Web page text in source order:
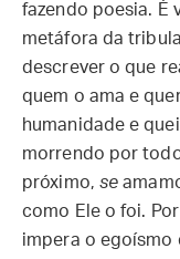
fazendo poesia. É
metáfora da
descrever o que
quem o ama e
humanidade e
morrendo por
próximo, se
como Ele o foi.
impera o egoísmo